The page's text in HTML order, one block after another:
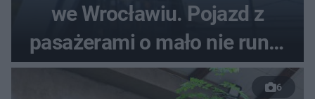
we Wrocławiu. Pojazd z
pasażerami o mało nie runął
do rzeki
6